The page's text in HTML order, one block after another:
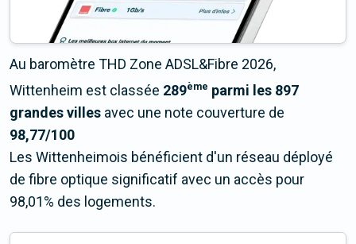
Au baromètre THD Zone ADSL&Fibre 2026,
Wittenheim est classée 289ème parmi les 897
grandes villes avec une note couverture de
98,77/100
Les Wittenheimois bénéficient d'un réseau déployé
de fibre optique significatif avec un accès pour
98,01% des logements.